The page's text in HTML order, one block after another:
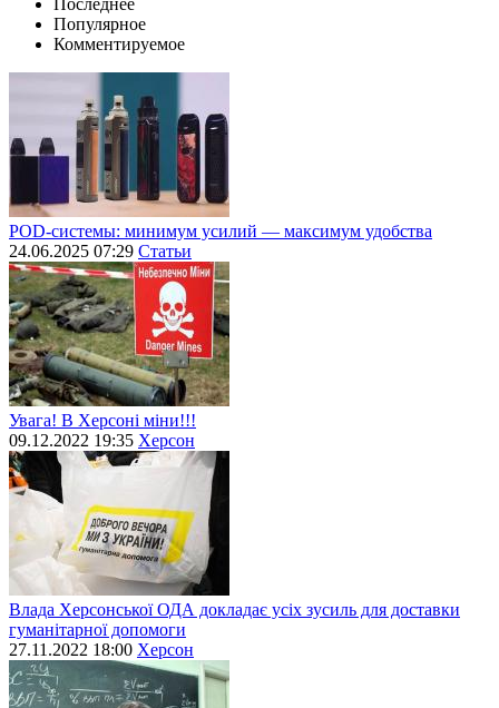
Последнее
Популярное
Комментируемое
POD-системы: минимум усилий — максимум удобства
24.06.2025 07:29 Статьи
Увага! В Херсоні міни!!!
09.12.2022 19:35 Херсон
Влада Херсонської ОДА докладає усіх зусиль для доставки
гуманітарної допомоги
27.11.2022 18:00 Херсон